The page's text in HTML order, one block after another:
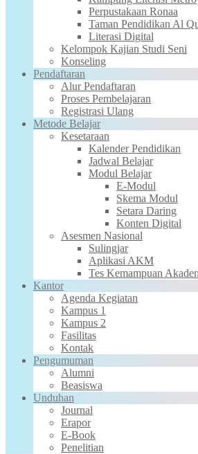
Perpustakaan Ronaa
Taman Pendidikan Al
Literasi Digital
Kelompok Kajian Studi Seni
Konseling
Pendaftaran
Alur Pendaftaran
Proses Pembelajaran
Registrasi Ulang
Metode Belajar
Kesetaraan
Kalender Pendidikan
Jadwal Belajar
Modul Belajar
E-Modul
Skema Modul
Setara Daring
Konten Digital
Asesmen Nasional
Sulingjar
Aplikasi AKM
Tes Kemampuan
Kantor
Agenda Kegiatan
Kampus 1
Kampus 2
Fasilitas
Kontak
Pengumuman
Alumni
Beasiswa
Unduhan
Journal
Erapor
E-Book
Penelitian